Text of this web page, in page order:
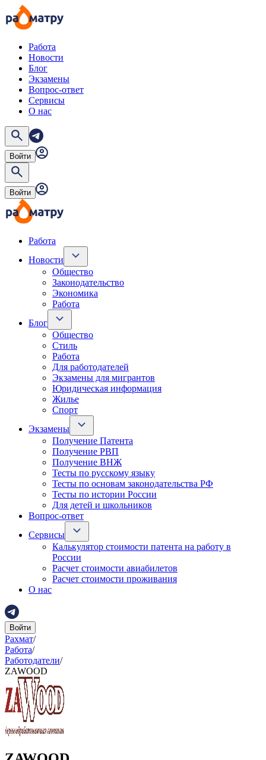
Работа
Новости
Блог
Экзамены
Вопрос-ответ
Сервисы
О нас
Войти
Войти
Работа
Новости
Общество
Законодательство
Экономика
Работа
Блог
Общество
Стиль
Работа
Для работодателей
Экзамены для мигрантов
Юридическая информация
Жилье
Спорт
Экзамены
Получение Патента
Получение РВП
Получение ВНЖ
Тесты по русскому языку
Тесты по основам законодательства РФ
Тесты по истории России
Для детей и школьников
Вопрос-ответ
Сервисы
Калькулятор стоимости патента на работу в
России
Расчет стоимости авиабилетов
Расчет стоимости проживания
О нас
Войти
Рахмат/
Работа/
Работодатели/
ZAWOOD